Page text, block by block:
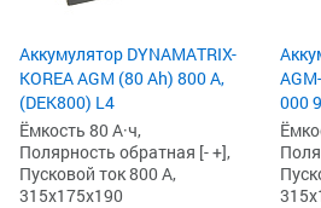
Аккумулятор DYNAMATRIX-
KOREA AGM (80 Ah) 800 А,
(DEK800) L4
Ёмкость 80 А·ч,
Полярность обратная [- +],
Пусковой ток 800 А,
315x175x190
000